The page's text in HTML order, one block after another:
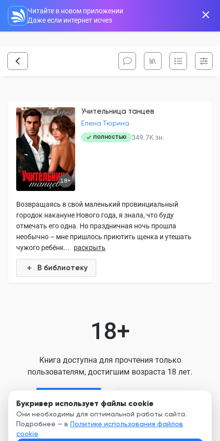
Букривер использует файлы cookie
Они необходимы для оптимальной работы сайта.
Подробнее — в Политике использования файлов
cookie.
Читайте в новом приложении
Даже если интернет исчез
18+
Учительница танцев
Елена Тюрина
ПОЛНОСТЬЮ 349.7K зн.
Возвращаясь в свой маленький провинциальный
городок накануне Нового года, я знала, что буду
отмечать его одна. Но праздничная ночь прошла
необычно – мне пришлось приютить щенка и утешать
чужого ребёнк...
раскрыть
В библиотеку
18+
Книга доступна для прочтения только
пользователям, достигшим возраста 18 лет.
Нажимая кнопку, я принимаю условия